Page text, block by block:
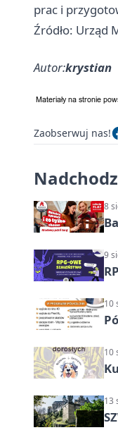
prac i
Źródło: Urząd
Autor:krystian
Zaobserwuj nas!
8
9
10
10
13